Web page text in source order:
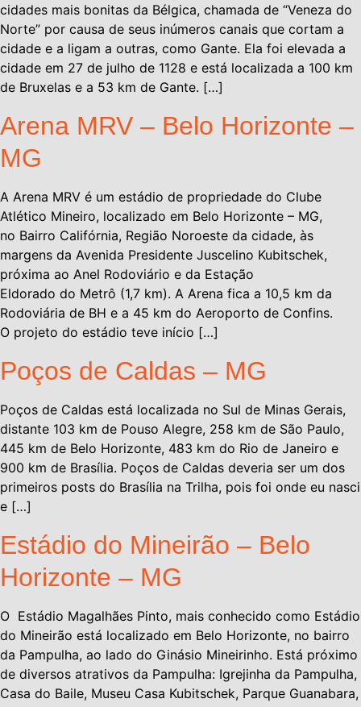
cidades mais bonitas da Bélgica, chamada de “Veneza do
Norte” por causa de seus inúmeros canais que cortam a
cidade e a ligam a outras, como Gante. Ela foi elevada a
cidade em 27 de julho de 1128 e está localizada a 100 km
de Bruxelas e a 53 km de Gante. […]
Arena MRV – Belo Horizonte –
MG
A Arena MRV é um estádio de propriedade do Clube
Atlético Mineiro, localizado em Belo Horizonte – MG,
no Bairro Califórnia, Região Noroeste da cidade, às
margens da Avenida Presidente Juscelino Kubitschek,
próxima ao Anel Rodoviário e da Estação
Eldorado do Metrô (1,7 km). A Arena fica a 10,5 km da
Rodoviária de BH e a 45 km do Aeroporto de Confins.
O projeto do estádio teve início […]
Poços de Caldas – MG
Poços de Caldas está localizada no Sul de Minas Gerais,
distante 103 km de Pouso Alegre, 258 km de São Paulo,
445 km de Belo Horizonte, 483 km do Rio de Janeiro e
900 km de Brasília. Poços de Caldas deveria ser um dos
primeiros posts do Brasília na Trilha, pois foi onde eu nasci
e […]
Estádio do Mineirão – Belo
Horizonte – MG
O Estádio Magalhães Pinto, mais conhecido como Estádio
do Mineirão está localizado em Belo Horizonte, no bairro
da Pampulha, ao lado do Ginásio Mineirinho. Está próximo
de diversos atrativos da Pampulha: Igrejinha da Pampulha,
Casa do Baile, Museu Casa Kubitschek, Parque Guanabara,